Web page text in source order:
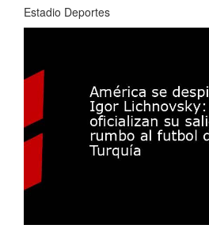
Estadio Deportes